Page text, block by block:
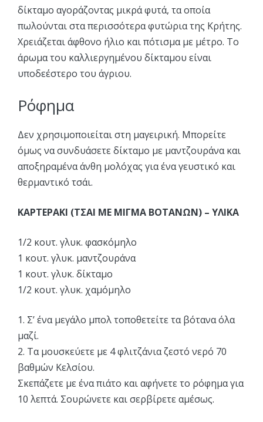
δίκταμο αγοράζοντας μικρά φυτά, τα οποία
πωλούνται στα περισσότερα φυτώρια της Κρήτης.
Χρειάζεται άφθονο ήλιο και πότισμα με μέτρο. Το
άρωμα του καλλιεργημένου δίκταμου είναι
υποδεέστερο του άγριου.
Ρόφημα
Δεν χρησιμοποιείται στη μαγειρική. Μπορείτε
όμως να συνδυάσετε δίκταμο με μαντζουράνα και
αποξηραμένα άνθη μολόχας για ένα γευστικό και
θερμαντικό τσάι.
ΚΑΡΤΕΡΑΚΙ (ΤΣΑΙ ΜΕ ΜΙΓΜΑ ΒΟΤΑΝΩΝ) – ΥΛΙΚΑ
1/2 κουτ. γλυκ. φασκόμηλο
1 κουτ. γλυκ. μαντζουράνα
1 κουτ. γλυκ. δίκταμο
1/2 κουτ. γλυκ. χαμόμηλο
1. Σ’ ένα μεγάλο μπολ τοποθετείτε τα βότανα όλα
μαζί.
2. Τα μουσκεύετε με 4 φλιτζάνια ζεστό νερό 70
βαθμών Κελσίου.
Σκεπάζετε με ένα πιάτο και αφήνετε το ρόφημα για
10 λεπτά. Σουρώνετε και σερβίρετε αμέσως.